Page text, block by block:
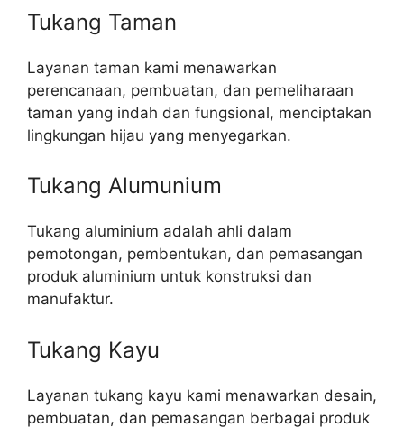
Tukang Taman
Layanan taman kami menawarkan
perencanaan, pembuatan, dan pemeliharaan
taman yang indah dan fungsional, menciptakan
lingkungan hijau yang menyegarkan.
Tukang Alumunium
Tukang aluminium adalah ahli dalam
pemotongan, pembentukan, dan pemasangan
produk aluminium untuk konstruksi dan
manufaktur.
Tukang Kayu
Layanan tukang kayu kami menawarkan desain,
pembuatan, dan pemasangan berbagai produk